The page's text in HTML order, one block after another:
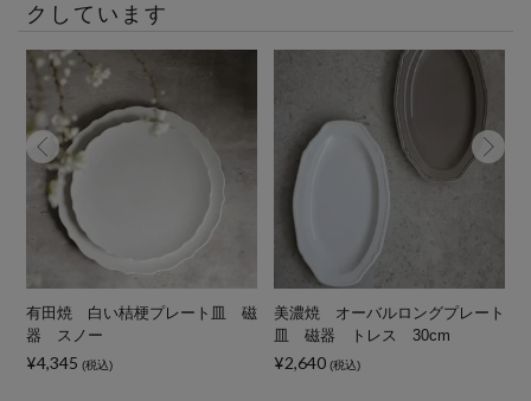
クしています
有田焼 白い桔梗プレート皿 磁
器 スノー
¥4,345 (税込)
美濃焼 オーバルロングプレート
皿 磁器 トレス 30cm
¥2,640 (税込)